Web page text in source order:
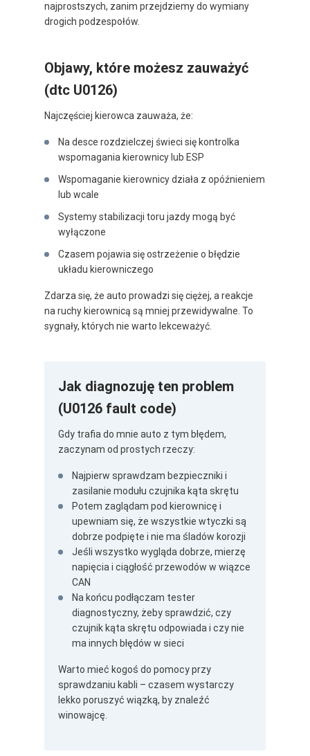
najprostszych, zanim przejdziemy do wymiany
drogich podzespołów.
Objawy, które możesz zauważyć
(dtc U0126)
Najczęściej kierowca zauważa, że:
Na desce rozdzielczej świeci się kontrolka
wspomagania kierownicy lub ESP
Wspomaganie kierownicy działa z opóźnieniem
lub wcale
Systemy stabilizacji toru jazdy mogą być
wyłączone
Czasem pojawia się ostrzeżenie o błędzie
układu kierowniczego
Zdarza się, że auto prowadzi się ciężej, a reakcje
na ruchy kierownicą są mniej przewidywalne. To
sygnały, których nie warto lekceważyć.
Jak diagnozuję ten problem
(U0126 fault code)
Gdy trafia do mnie auto z tym błędem,
zaczynam od prostych rzeczy:
Najpierw sprawdzam bezpieczniki i
zasilanie modułu czujnika kąta skrętu
Potem zaglądam pod kierownicę i
upewniam się, że wszystkie wtyczki są
dobrze podpięte i nie ma śladów korozji
Jeśli wszystko wygląda dobrze, mierzę
napięcia i ciągłość przewodów w wiązce
CAN
Na końcu podłączam tester
diagnostyczny, żeby sprawdzić, czy
czujnik kąta skrętu odpowiada i czy nie
ma innych błędów w sieci
Warto mieć kogoś do pomocy przy
sprawdzaniu kabli – czasem wystarczy
lekko poruszyć wiązką, by znaleźć
winowajcę.